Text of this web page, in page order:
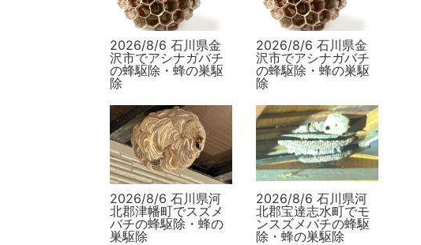
2026/8/6 石川県金
沢市でアシナガバチ
の蜂駆除・蜂の巣駆
除
2026/8/6 石川県金
沢市でアシナガバチ
の蜂駆除・蜂の巣駆
除
2026/8/6 石川県河
北郡津幡町でスズメ
バチの蜂駆除・蜂の
巣駆除
2026/8/6 石川県河
北郡宝達志水町でモ
ンスズメバチの蜂駆
除・蜂の巣駆除